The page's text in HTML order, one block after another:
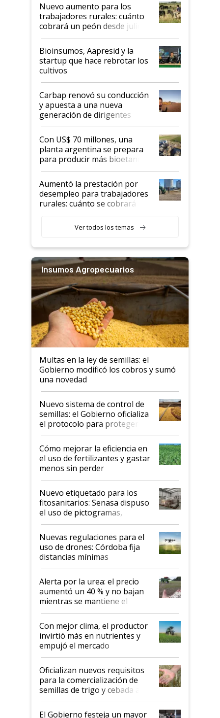
Nuevo aumento para los
trabajadores rurales: cuánto
cobrará un peón desde julio
Bioinsumos, Aapresid y la
startup que hace rebrotar los
cultivos
Carbap renovó su conducción
y apuesta a una nueva
generación de dirigentes
rurales
Con US$ 70 millones, una
planta argentina se prepara
para producir más bioetanol
que nunca
Aumentó la prestación por
desempleo para trabajadores
rurales: cuánto se cobrará
Ver todos los temas
Insumos Agropecuarios
Multas en la ley de semillas: el
Gobierno modificó los cobros y sumó
una novedad
Nuevo sistema de control de
semillas: el Gobierno oficializa
el protocolo para proteger la
propiedad intelectual
Cómo mejorar la eficiencia en
el uso de fertilizantes y gastar
menos sin perder
productividad en la campaña
fina
Nuevo etiquetado para los
fitosanitarios: Senasa dispuso
el uso de pictogramas,
palabras de advertencia e
indicaciones
Nuevas regulaciones para el
uso de drones: Córdoba fija
distancias mínimas
Alerta por la urea: el precio
aumentó un 40 % y no bajan
mientras se mantiene el
conflicto en Medio Oriente
Con mejor clima, el productor
invirtió más en nutrientes y
empujó el mercado
Oficializan nuevos requisitos
para la comercialización de
semillas de trigo y cebada a
granel
El Gobierno festeja un mayor